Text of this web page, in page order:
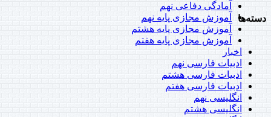
دسته‌ها
آمادگی دفاعی نهم
آموزش مجازی پایه نهم
آموزش مجازی پایه هشتم
آموزش مجازی پایه هفتم
اخبار
ادبیات فارسی نهم
ادبیات فارسی هشتم
ادبیات فارسی هفتم
انگلیسی نهم
انگلیسی هشتم